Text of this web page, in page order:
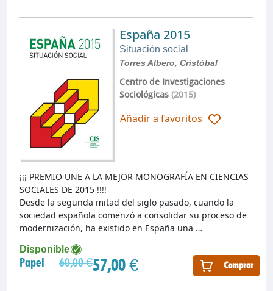
España 2015
Situación social
Torres Albero, Cristóbal
Centro de Investigaciones
Sociológicas(2015)
Añadir a favoritos
Disponible
Papel 60,00 €57,00 € Comprar
¡¡¡ PREMIO UNE A LA MEJOR MONOGRAFÍA EN CIENCIAS
SOCIALES DE 2015 !!!!
Desde la segunda mitad del siglo pasado, cuando la
sociedad española comenzó a consolidar su proceso de
modernización, ha existido en España una …